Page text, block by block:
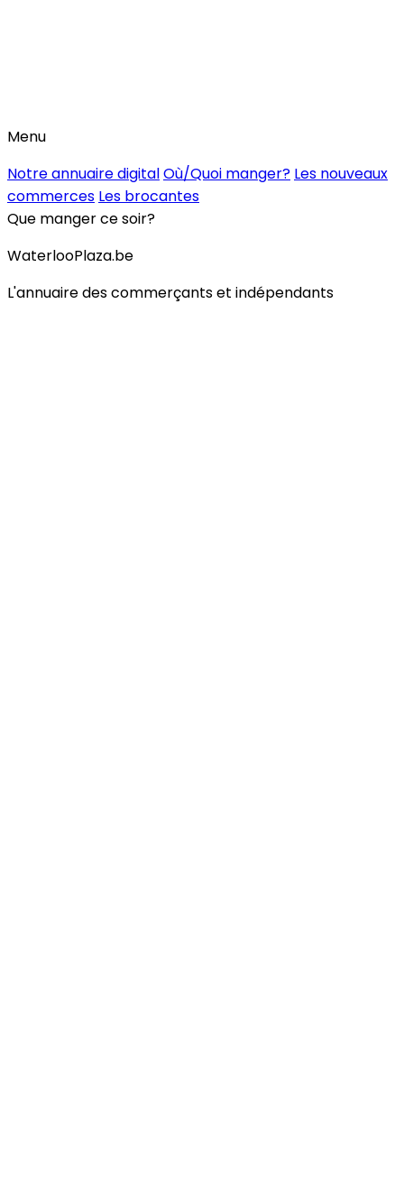
Menu
Notre annuaire digitalOù/Quoi manger? Les nouveaux
commerces Les brocantes
Que manger ce soir?
WaterlooPlaza.be
L'annuaire des commerçants et indépendants